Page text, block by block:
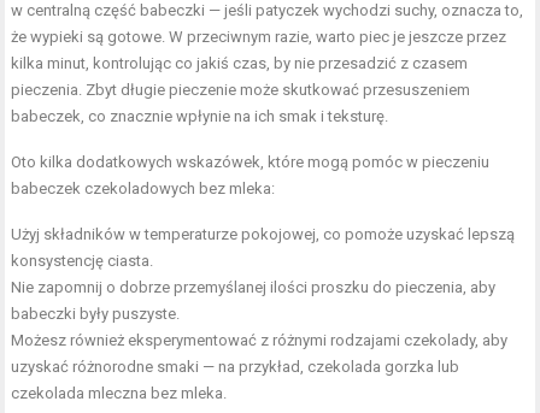
w centralną część babeczki — jeśli patyczek wychodzi suchy, oznacza to,
że wypieki są gotowe. W przeciwnym razie, warto piec je jeszcze przez
kilka minut, kontrolując co jakiś czas, by nie przesadzić z czasem
pieczenia. Zbyt długie pieczenie może skutkować przesuszeniem
babeczek, co znacznie wpłynie na ich smak i teksturę.
Oto kilka dodatkowych wskazówek, które mogą pomóc w pieczeniu
babeczek czekoladowych bez mleka:
Użyj składników w temperaturze pokojowej, co pomoże uzyskać lepszą
konsystencję ciasta.
Nie zapomnij o dobrze przemyślanej ilości proszku do pieczenia, aby
babeczki były puszyste.
Możesz również eksperymentować z różnymi rodzajami czekolady, aby
uzyskać różnorodne smaki — na przykład, czekolada gorzka lub
czekolada mleczna bez mleka.